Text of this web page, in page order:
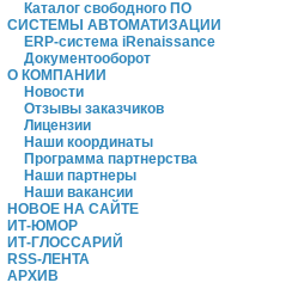
Каталог свободного ПО
СИСТЕМЫ АВТОМАТИЗАЦИИ
ERP-система iRenaissance
Документооборот
О КОМПАНИИ
Новости
Отзывы заказчиков
Лицензии
Наши координаты
Программа партнерства
Наши партнеры
Наши вакансии
НОВОЕ НА САЙТЕ
ИТ-ЮМОР
ИТ-ГЛОССАРИЙ
RSS-ЛЕНТА
АРХИВ